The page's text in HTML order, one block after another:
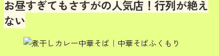
お昼すぎてもさすがの人気店！行列が絶え
ない